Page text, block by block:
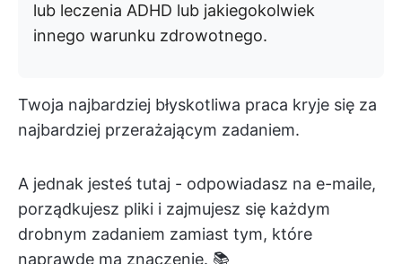
lub leczenia ADHD lub jakiegokolwiek
innego warunku zdrowotnego.
Twoja najbardziej błyskotliwa praca kryje się za
najbardziej przerażającym zadaniem.
A jednak jesteś tutaj - odpowiadasz na e-maile,
porządkujesz pliki i zajmujesz się każdym
drobnym zadaniem zamiast tym, które
naprawdę ma znaczenie. 📚